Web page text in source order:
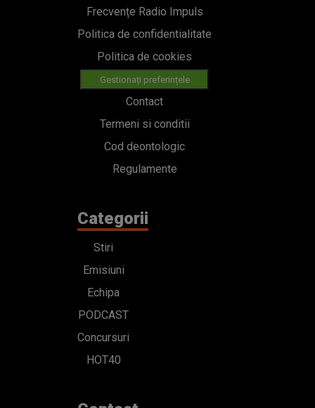
Frecvențe Radio Impuls
Politica de confidentialitate
Politica de cookies
Gestionați preferințele
Contact
Termeni si conditii
Cod deontologic
Regulamente
Categorii
Stiri
Emisiuni
Echipa
PODCAST
Concursuri
HOT40